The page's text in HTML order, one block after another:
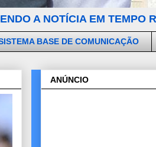
A NOTÍCIA EM TEMPO
BASE DE COMUNICAÇÃO
ANÚNCIO